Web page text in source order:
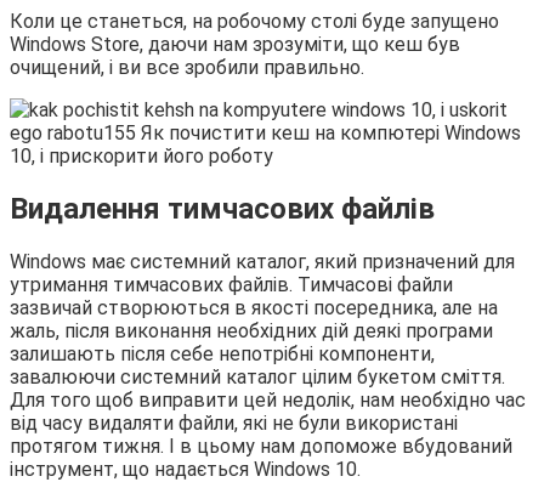
Коли це станеться, на робочому столі буде запущено
Windows Store, даючи нам зрозуміти, що кеш був
очищений, і ви все зробили правильно.
Видалення тимчасових файлів
Windows має системний каталог, який призначений для
утримання тимчасових файлів. Тимчасові файли
зазвичай створюються в якості посередника, але на
жаль, після виконання необхідних дій деякі програми
залишають після себе непотрібні компоненти,
завалюючи системний каталог цілим букетом сміття.
Для того щоб виправити цей недолік, нам необхідно час
від часу видаляти файли, які не були використані
протягом тижня. І в цьому нам допоможе вбудований
інструмент, що надається Windows 10.